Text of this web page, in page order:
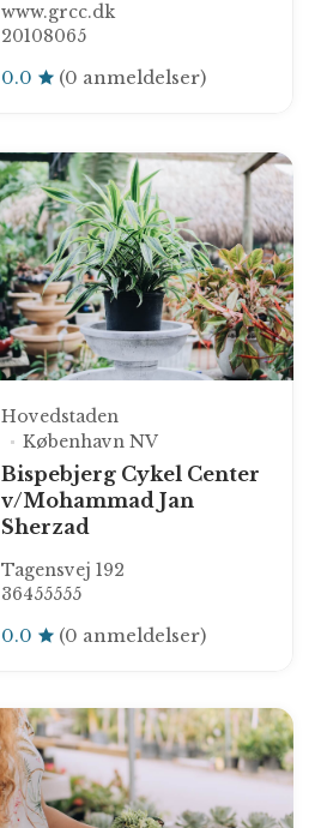
www.grcc.dk
20108065
0.0 (0 anmeldelser)
Hovedstaden
København NV
Bispebjerg Cykel Center
v/Mohammad Jan
Sherzad
Tagensvej 192
36455555
0.0 (0 anmeldelser)